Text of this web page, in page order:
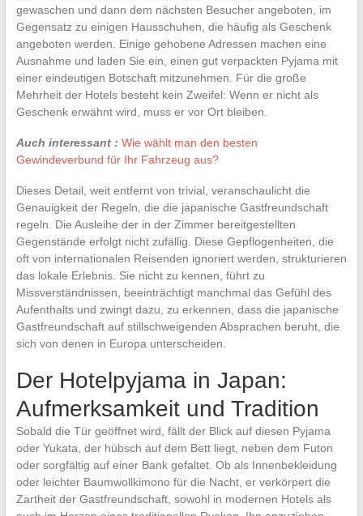
gewaschen und dann dem nächsten Besucher angeboten, im
Gegensatz zu einigen Hausschuhen, die häufig als Geschenk
angeboten werden. Einige gehobene Adressen machen eine
Ausnahme und laden Sie ein, einen gut verpackten Pyjama mit
einer eindeutigen Botschaft mitzunehmen. Für die große
Mehrheit der Hotels besteht kein Zweifel: Wenn er nicht als
Geschenk erwähnt wird, muss er vor Ort bleiben.
Auch interessant : Wie wählt man den besten
Gewindeverbund für Ihr Fahrzeug aus?
Dieses Detail, weit entfernt von trivial, veranschaulicht die
Genauigkeit der Regeln, die die japanische Gastfreundschaft
regeln. Die Ausleihe der in der Zimmer bereitgestellten
Gegenstände erfolgt nicht zufällig. Diese Gepflogenheiten, die
oft von internationalen Reisenden ignoriert werden, strukturieren
das lokale Erlebnis. Sie nicht zu kennen, führt zu
Missverständnissen, beeinträchtigt manchmal das Gefühl des
Aufenthalts und zwingt dazu, zu erkennen, dass die japanische
Gastfreundschaft auf stillschweigenden Absprachen beruht, die
sich von denen in Europa unterscheiden.
Der Hotelpyjama in Japan:
Aufmerksamkeit und Tradition
Sobald die Tür geöffnet wird, fällt der Blick auf diesen Pyjama
oder Yukata, der hübsch auf dem Bett liegt, neben dem Futon
oder sorgfältig auf einer Bank gefaltet. Ob als Innenbekleidung
oder leichter Baumwollkimono für die Nacht, er verkörpert die
Zartheit der Gastfreundschaft, sowohl in modernen Hotels als